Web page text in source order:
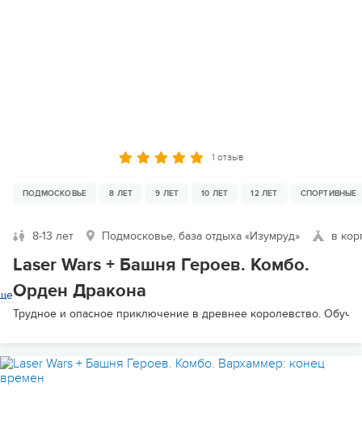
1 отзыв
ПОДМОСКОВЬЕ 8 ЛЕТ 9 ЛЕТ 10 ЛЕТ 12 ЛЕТ СПОРТИВНЫЕ
8-13 лет Подмосковье, база отдыха «Изумруд» в
Laser Wars + Башня Героев. Комбо.
Орден Дракона
Трудное и опасное приключение в древнее королевство.